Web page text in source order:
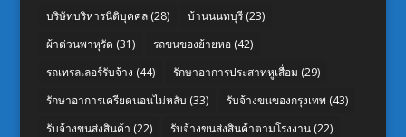
บริษัทบริหารนิติบุคคล(28) บ้านนนทบุรี(23)
ผ้าต่วนพาหุรัด (31) รถขนของย้ายหอ(42)
รถเทรลเลอร์รับจ้าง (44) รักษาอาการประสาทหูเสื่อม (29)
รักษาอาการเครียดนอนไม่หลับ (33) รับจ้างขนของกรุงเทพ (43)
รับจ้างขนส่งสินค้า (22) รับจ้างขนส่งสินค้าตามโรงงาน(22)